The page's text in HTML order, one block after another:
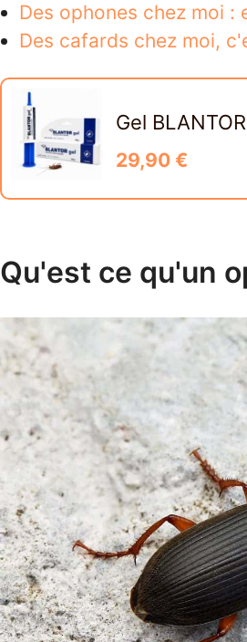
Des ophones chez moi :
Des cafards chez moi,
Gel
29,90 €
Qu'est ce qu'un